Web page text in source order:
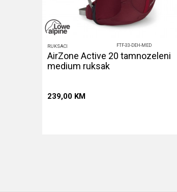
RUKSACI FTF-33-DEH-MED
AirZone Active 20 tamnozeleni
medium ruksak
239,00 KM